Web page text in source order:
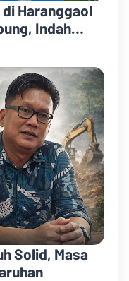
di Haranggaol
Indah
Solid, Masa